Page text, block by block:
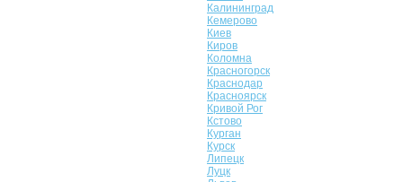
Калининград
Кемерово
Киев
Киров
Коломна
Красногорск
Краснодар
Красноярск
Кривой Рог
Кстово
Курган
Курск
Липецк
Луцк